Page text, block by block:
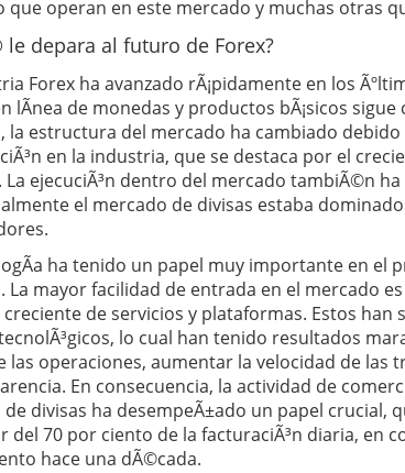
que operan en este mercado y muchas otras
le depara al futuro de Forex?
Forex ha avanzado rÃ¡pidamente en los
lÃ­nea de monedas y productos bÃ¡sicos
la estructura del mercado ha cambiado debido
en la industria, que se destaca por el
La ejecuciÃ³n dentro del mercado tambiÃ©n
el mercado de divisas estaba
ha tenido un papel muy importante en el
La mayor facilidad de entrada en el mercado
creciente de servicios y plataformas. Estos han
lo cual han tenido resultados
las operaciones, aumentar la velocidad de las
En consecuencia, la actividad de
divisas ha desempeÃ±ado un papel crucial,
del 70 por ciento de la facturaciÃ³n diaria, en
hace una dÃ©cada.